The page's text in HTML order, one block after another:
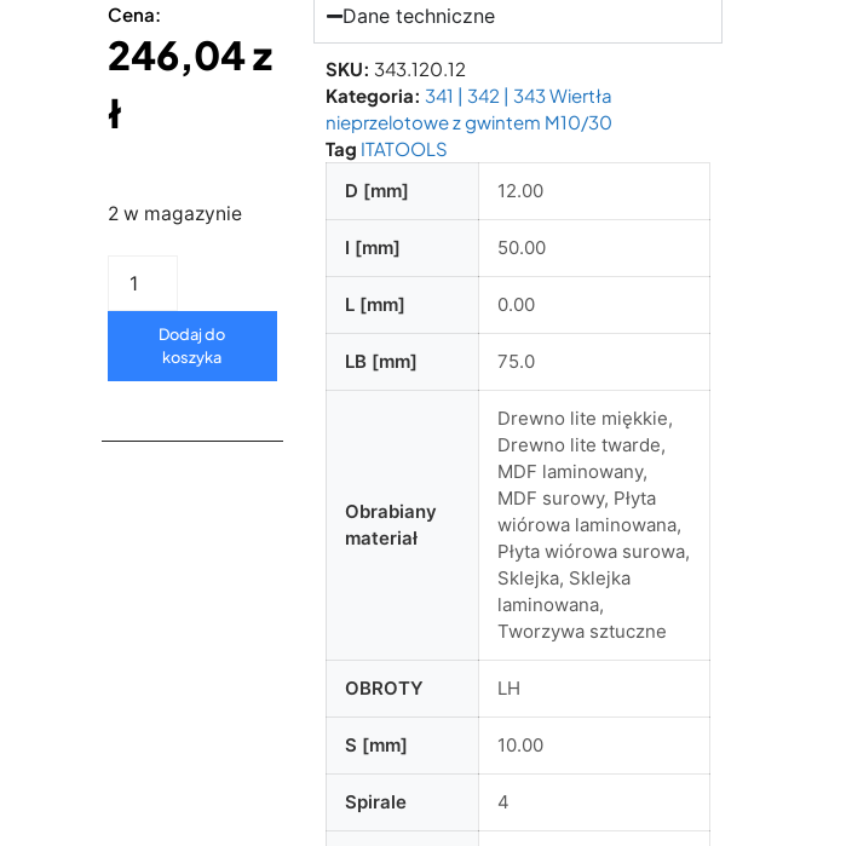
Cena:
246,04z
ł
2 w magazynie
Dodaj do
koszyka
Dane techniczne
SKU: 343.120.12
Kategoria: 341 | 342 | 343 Wiertła
nieprzelotowe z gwintem M10/30
Tag ITATOOLS
D [mm]
12.00
I [mm] 50.00
L [mm] 0.00
LB [mm] 75.0
Obrabiany
materiał
Drewno lite miękkie,
Drewno lite twarde,
MDF laminowany,
MDF surowy, Płyta
wiórowa laminowana,
Płyta wiórowa surowa,
Sklejka, Sklejka
laminowana,
Tworzywa sztuczne
OBROTY LH
S [mm] 10.00
Spirale 4